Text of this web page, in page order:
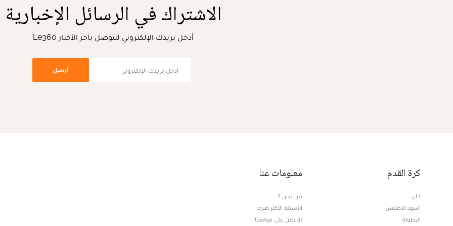
الاشتراك في الرسائل الإخبارية
أدخل بريدك الإلكتروني للتوصل بآخر الأخبار Le360
أرسل
كرة القدم
كان
أسود الأطلس
البطولة
معلومات عنا
من نحن ؟
الأسئلة الأكثر طرحا
للإعلان على موقعنا